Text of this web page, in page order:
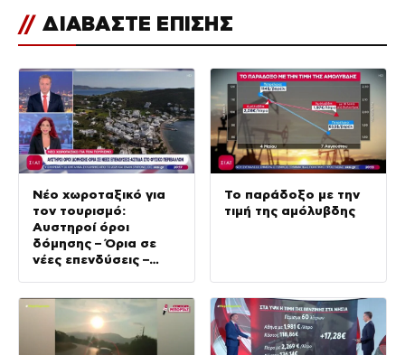
// ΔΙΑΒΑΣΤΕ ΕΠΙΣΗΣ
Νέο χωροταξικό για
τον τουρισμό:
Αυστηροί όροι
δόμησης – Όρια σε
νέες επενδύσεις –
Το παράδοξο με την
τιμή της αμόλυβδης